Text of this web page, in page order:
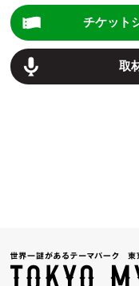
チケット
取